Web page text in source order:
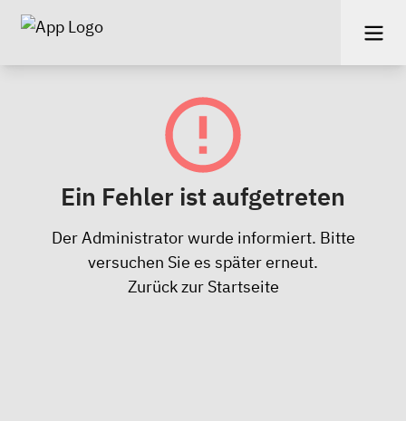
Ein Fehler ist aufgetreten
Der Administrator wurde informiert. Bitte
versuchen Sie es später erneut.
Zurück zur Startseite